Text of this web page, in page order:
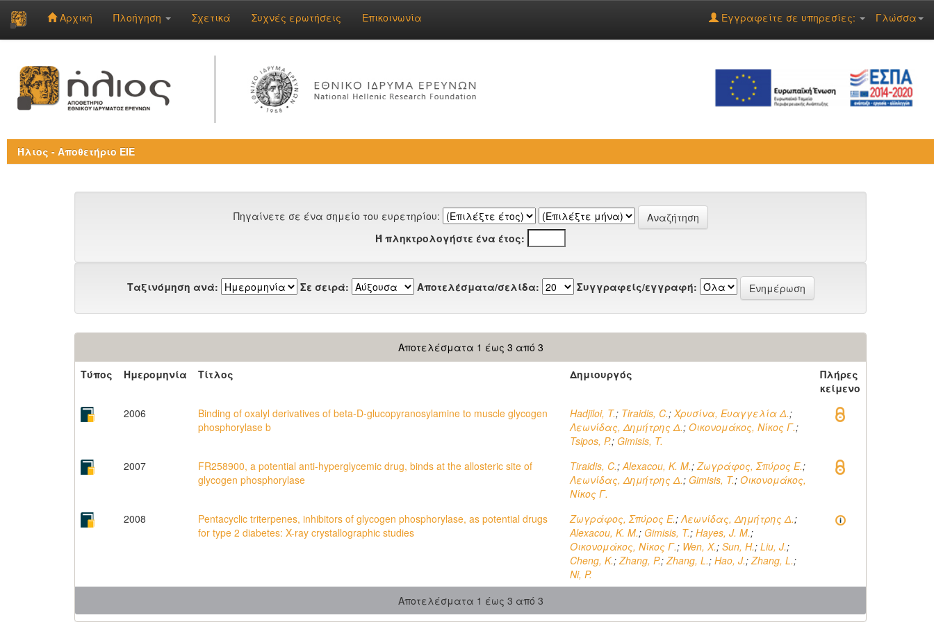
navigation
Αρχική Πλοήγηση Σχετικά Συχνές ερωτήσεις Επικοινωνία Γλώσσα
Εγγραφείτε σε υπηρεσίες:
Ήλιος - Αποθετήριο ΕΙΕ
Πηγαίνετε σε ένα σημείο του ευρετηρίου:
Ή πληκτρολογήστε ένα έτος:
Ταξινόμηση ανά: Σε σειρά: Αποτελέσματα/σελίδα: Συγγραφείς/εγγραφή:
Αποτελέσματα 1 έως 3 από 3
Τύπος
Ημερομηνία Τίτλος Δημιουργός
Πλήρες
κείμενο
2006
Binding of oxalyl derivatives of beta-D-glucopyranosylamine to muscle glycogen
phosphorylase b
Hadjiloi, T.; Tiraidis, C.; Χρυσίνα, Ευαγγελία Δ.;
Λεωνίδας, Δημήτρης Δ.; Οικονομάκος, Νίκος Γ.;
Tsipos, P.; Gimisis, T.
2007
FR258900, a potential anti-hyperglycemic drug, binds at the allosteric site of
glycogen phosphorylase
Tiraidis, C.;Alexacou, K. M.;Ζωγράφος, Σπύρος Ε.;
Λεωνίδας, Δημήτρης Δ.; Gimisis, T.; Οικονομάκος,
Νίκος Γ.
2008
Pentacyclic triterpenes, inhibitors of glycogen phosphorylase, as potential drugs
for type 2 diabetes: X-ray crystallographic studies
Ζωγράφος, Σπύρος Ε.;Λεωνίδας, Δημήτρης Δ.;
Alexacou, K. M.; Gimisis, T.; Hayes, J. M.;
Οικονομάκος, Νίκος Γ.; Wen, X.; Sun, H.; Liu, J.;
Cheng, K.;Zhang, P.;Zhang, L.; Hao, J.;Zhang, L.;
Ni, P.
Αποτελέσματα 1 έως 3 από 3